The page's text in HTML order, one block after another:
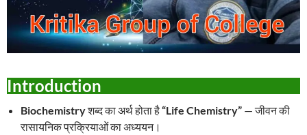
Introduction
Biochemistryशब्द का अर्थ होता है“Life Chemistry” — जीवन की
रासायनिक प्रक्रियाओं का अध्ययन।